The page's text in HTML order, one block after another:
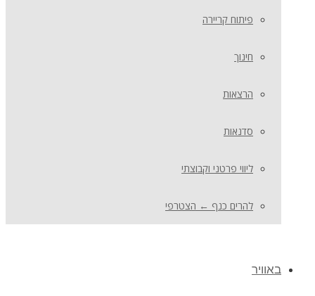
פיתוח קריירה
חינוך
הרצאות
סדנאות
ליווי פרטני וקבוצתי
להרים כנף ← הצטרפי
באוויר